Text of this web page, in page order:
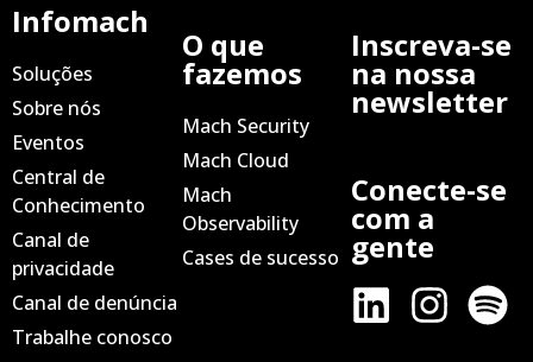
Infomach
Soluções
Sobre nós
Eventos
Central de
Conhecimento
Canal de
privacidade
Canal de denúncia
Trabalhe conosco
O que
fazemos
Mach Security
Mach Cloud
Mach
Observability
Cases de sucesso
Inscreva-se
na nossa
newsletter
Conecte-se
com a
gente